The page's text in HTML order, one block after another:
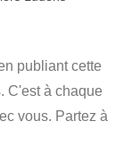
publiant cette
C'est à chaque
vous. Partez à